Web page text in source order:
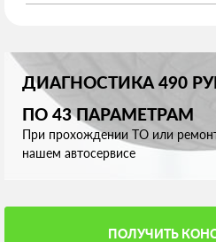
ДИАГНОСТИКА 490
ПО 43 ПАРАМЕТРАМ
При прохождении ТО или
нашем автосервисе
ПОЛУЧИТЬ